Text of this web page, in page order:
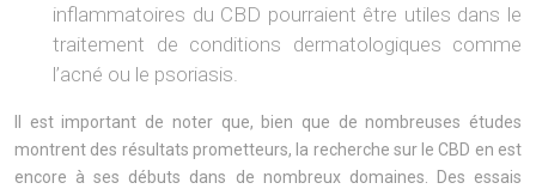
inflammatoires du CBD pourraient être utiles dans le
traitement de conditions dermatologiques comme
l’acné ou le psoriasis.
Il est important de noter que, bien que de nombreuses études
montrent des résultats prometteurs, la recherche sur le CBD en est
encore à ses débuts dans de nombreux domaines. Des essais